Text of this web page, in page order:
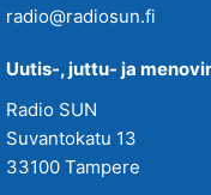
radio@radiosun.fi
Uutis-, juttu- ja
Radio SUN
Suvantokatu 13
33100 Tampere